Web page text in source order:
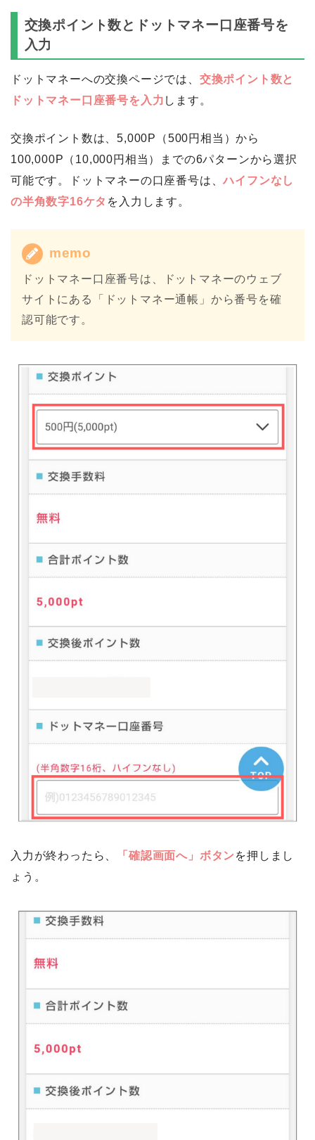
入力
ドットマネーへの交換ページでは、交換ポイント数と
ドットマネー口座番号を入力します。
100,000P（10,000円相当）までの6パターンから選択
可能です。ドットマネーの口座番号は、
を入力します。
memo
ドットマネー口座番号は、ドットマネーのウェブ
認可能です。
入力が終わったら、「確認画面へ」ボタンを押しまし
ょう。